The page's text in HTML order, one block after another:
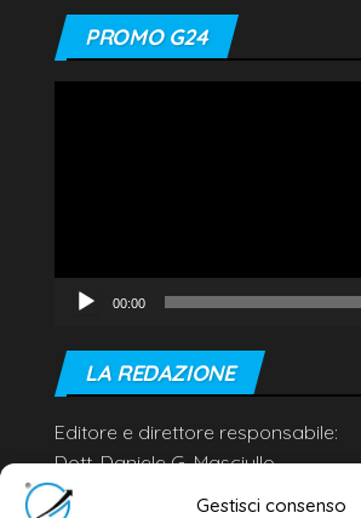
Gestisci consenso
PROMO G24
00:00
LA REDAZIONE
Editore e direttore responsabile:
Dott. Daniele G. Masciullo
Email:
redazione@galatina24.it